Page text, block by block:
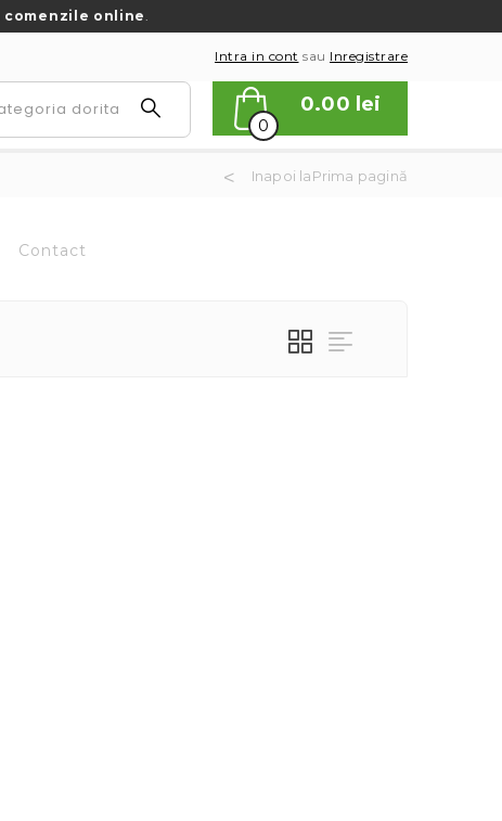
comenzile online.
Intra in cont sau Inregistrare
0
0.00 lei
Inapoi laPrima pagină
Contact